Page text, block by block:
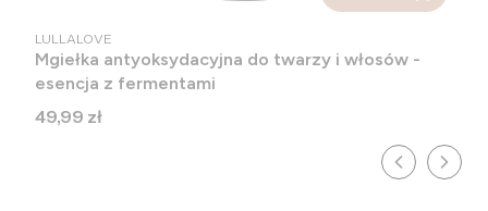
PRODUCENT
LULLALOVE
Mgiełka antyoksydacyjna do twarzy i włosów -
esencja z fermentami
Cena
49,99 zł